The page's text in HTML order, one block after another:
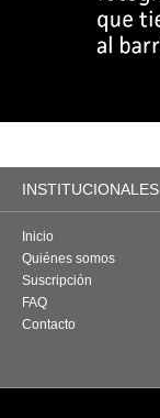
INSTITUCIONALES
Inicio
Quiénes somos
Suscripción
FAQ
Contacto